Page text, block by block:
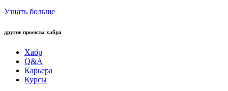
Узнать больше
другие проекты хабра
Хабр
Q&A
Карьера
Курсы